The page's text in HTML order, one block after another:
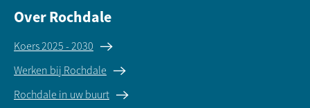
Over Rochdale
Koers 2025 - 2030
Werken bij Rochdale
Rochdale in uw buurt